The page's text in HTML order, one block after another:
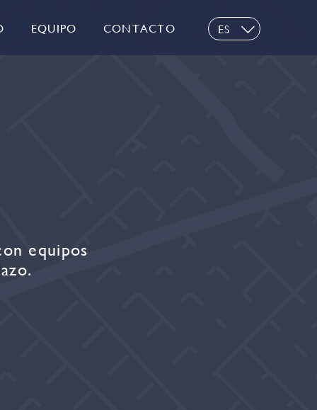
EQUIPO CONTACTO
ES
equipos